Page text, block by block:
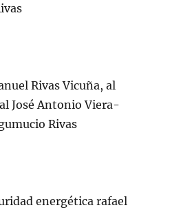
Rivas Vicuña, al
José Antonio Viera-
Rivas
energética rafael